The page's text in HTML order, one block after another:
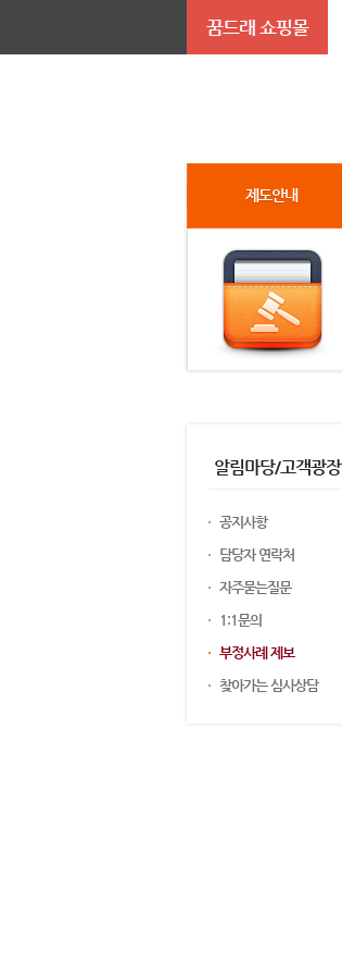
꿈드래 쇼핑몰
제도안내
알림마당/고객광장
공지사항
담당자 연락처
자주묻는질문
1:1문의
부정사례 제보
찾아가는 심사상담